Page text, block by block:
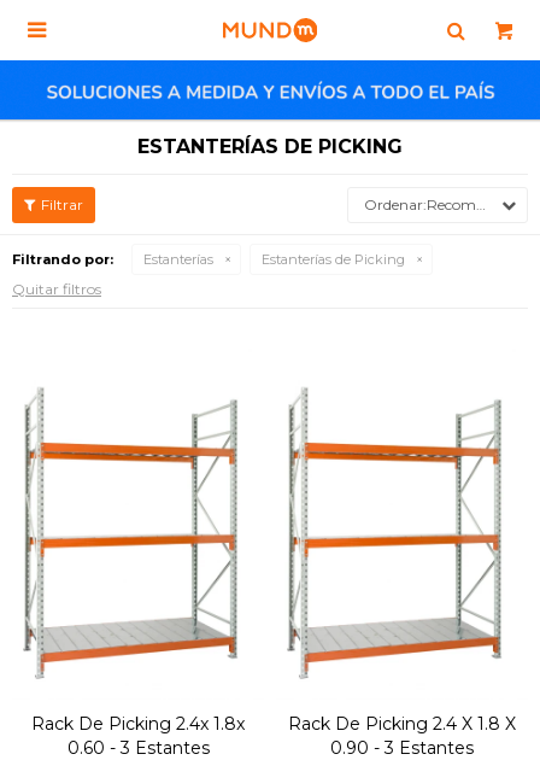

ESTANTERÍAS DE PICKING
Recomendados
Filtrando por: Estanterías Estanterías de Picking
Quitar filtros
Rack De Picking 2.4x 1.8x
0.60 - 3 Estantes
Rack De Picking 2.4 X 1.8 X
0.90 - 3 Estantes